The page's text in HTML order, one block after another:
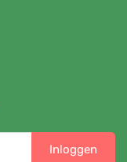
Inloggen